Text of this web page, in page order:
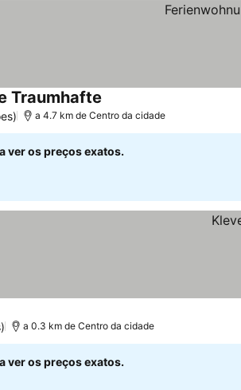
Traumhafte
a 4.7 km de Centro da cidade
ver os preços exatos.
a 0.3 km de Centro da cidade
ver os preços exatos.